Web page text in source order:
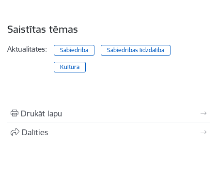
Saistītas tēmas
Aktualitātes: Sabiedrība Sabiedrības līdzdalība
Kultūra
Drukāt lapu
Dalīties